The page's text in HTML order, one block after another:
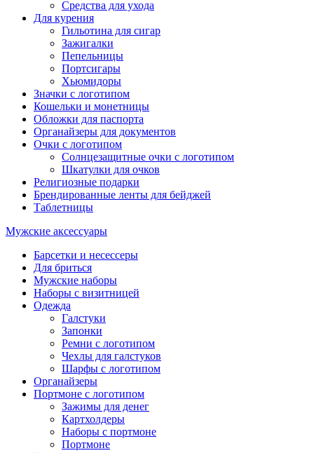
Средства для ухода
Для курения
Гильотина для сигар
Зажигалки
Пепельницы
Портсигары
Хьюмидоры
Значки с логотипом
Кошельки и монетницы
Обложки для паспорта
Органайзеры для документов
Очки с логотипом
Солнцезащитные очки с логотипом
Шкатулки для очков
Религиозные подарки
Брендированные ленты для бейджей
Таблетницы
Мужские аксессуары
Барсетки и несессеры
Для бриться
Мужские наборы
Наборы с визитницей
Одежда
Галстуки
Запонки
Ремни с логотипом
Чехлы для галстуков
Шарфы с логотипом
Органайзеры
Портмоне с логотипом
Зажимы для денег
Картхолдеры
Наборы с портмоне
Портмоне